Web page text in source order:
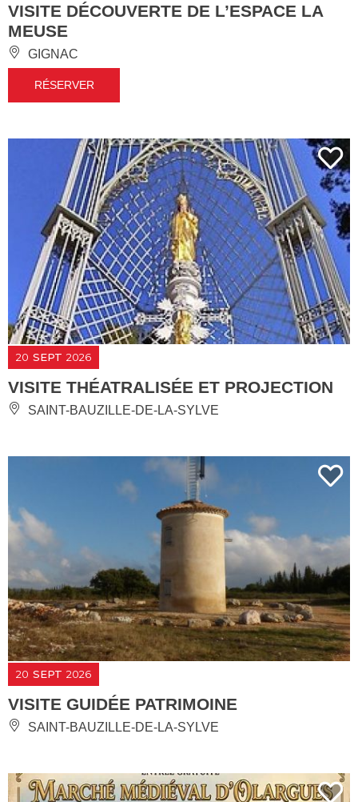
VISITE DÉCOUVERTE DE L’ESPACE LA
MEUSE
GIGNAC
RÉSERVER
20 SEPT 2026
VISITE THÉATRALISÉE ET PROJECTION
SAINT-BAUZILLE-DE-LA-SYLVE
20 SEPT 2026
VISITE GUIDÉE PATRIMOINE
SAINT-BAUZILLE-DE-LA-SYLVE